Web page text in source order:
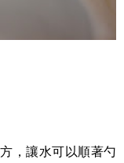
，讓水可以順著勺